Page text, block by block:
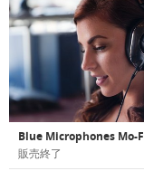
販売終了